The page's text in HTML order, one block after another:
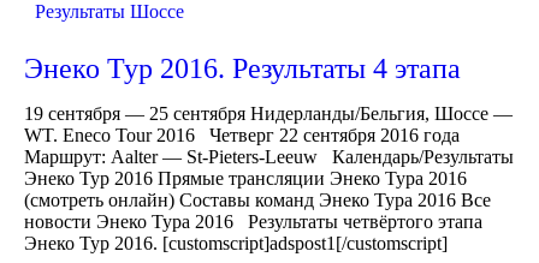
Результаты Шоссе
Энеко Тур 2016. Результаты 4 этапа
19 сентября — 25 сентября Нидерланды/Бельгия, Шоссе —
WT. Eneco Tour 2016 Четверг 22 сентября 2016 года
Маршрут: Aalter — St-Pieters-Leeuw Календарь/Результаты
Энеко Тур 2016 Прямые трансляции Энеко Тура 2016
(смотреть онлайн) Составы команд Энеко Тура 2016 Все
новости Энеко Тура 2016 Результаты четвёртого этапа
Энеко Тур 2016. [customscript]adspost1[/customscript]